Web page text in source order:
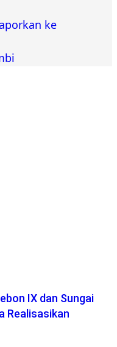
ke
IX dan Sungai
Realisasikan